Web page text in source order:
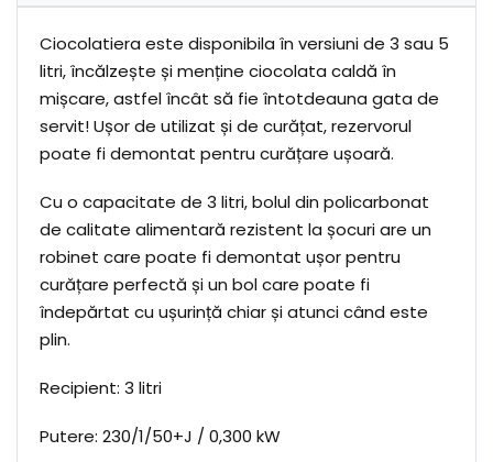
Ciocolatiera este disponibila în versiuni de 3 sau 5
litri, încălzește și menține ciocolata caldă în
mișcare, astfel încât să fie întotdeauna gata de
servit! Ușor de utilizat și de curățat, rezervorul
poate fi demontat pentru curățare ușoară.
Cu o capacitate de 3 litri, bolul din policarbonat
de calitate alimentară rezistent la șocuri are un
robinet care poate fi demontat ușor pentru
curățare perfectă și un bol care poate fi
îndepărtat cu ușurință chiar și atunci când este
plin.
Recipient: 3 litri
Putere: 230/1/50+J / 0,300 kW